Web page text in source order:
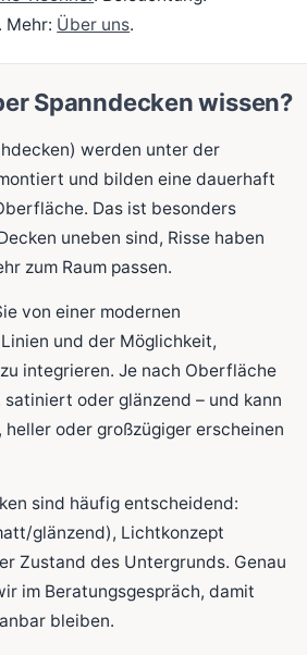
Mehr: Über uns.
Spanndecken wissen?
werden unter der
und bilden eine dauerhaft
Das ist besonders
uneben sind, Risse haben
zum Raum passen.
von einer modernen
und der Möglichkeit,
integrieren. Je nach Oberfläche
oder glänzend – und kann
heller oder großzügiger erscheinen
sind häufig entscheidend:
glänzend), Lichtkonzept
Zustand des Untergrunds. Genau
im Beratungsgespräch, damit
bleiben.